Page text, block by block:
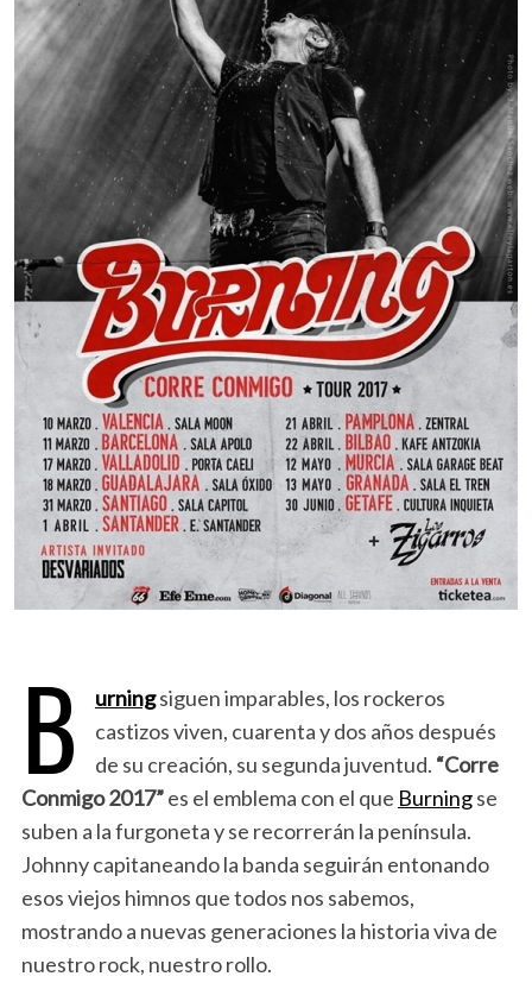
B urningsiguen imparables, los rockeros
castizos viven, cuarenta y dos años después
de su creación, su segunda juventud. “Corre
Conmigo 2017”es el emblema con el que Burningse
suben a la furgoneta y se recorrerán la península.
Johnny capitaneando la banda seguirán entonando
esos viejos himnos que todos nos sabemos,
mostrando a nuevas generaciones la historia viva de
nuestro rock, nuestro rollo.